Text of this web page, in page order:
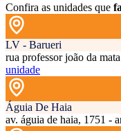
Confira as unidades que
LV - Barueri
rua professor joão da
unidade
Águia De Haia
av. águia de haia, 1751 -